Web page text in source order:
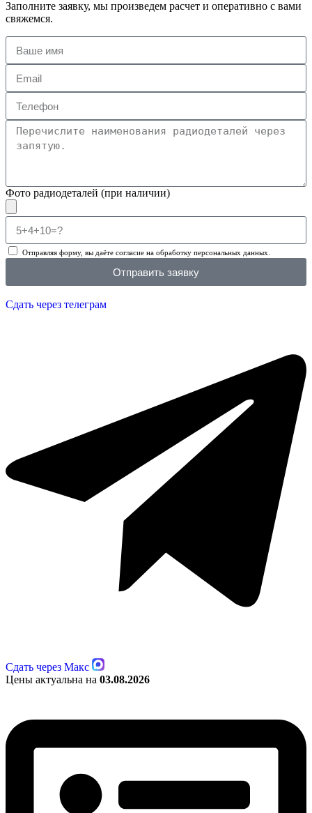
Заполните заявку, мы произведем расчет и оперативно с вами
свяжемся.
Фото радиодеталей (при наличии)
Отправляя форму, вы даёте согласие на обработку персональных данных.
Отправить заявку
Сдать через телеграм
Сдать через Макс
Цены актуальна на 03.08.2026